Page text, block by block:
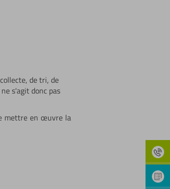
de tri, de
s'agit donc pas
mettre en œuvre la